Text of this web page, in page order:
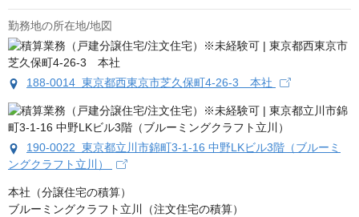
勤務地の所在地/地図
188-0014 東京都西東京市芝久保町4-26-3 本社
190-0022 東京都立川市錦町3-1-16 中野LKビル3階（ブルーミ
ングクラフト立川）
本社（分譲住宅の積算）
ブルーミングクラフト立川（注文住宅の積算）